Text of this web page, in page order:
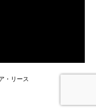
・リース